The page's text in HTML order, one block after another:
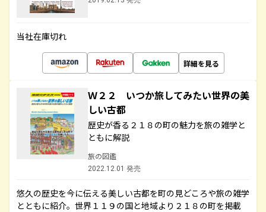
当社在庫切れ
詳細を見る
Ｗ２２ いつか旅してみたい世界の美
しい古都
歴史が香る２１８の町の魅力を旅の雑学と
ともに解説
旅の図鑑
2022.12.01 発売
悠久の歴史を今に伝える美しい古都を町の見どころや旅の雑学
とともに紹介。世界１１９の国と地域より２１８の町を掲載